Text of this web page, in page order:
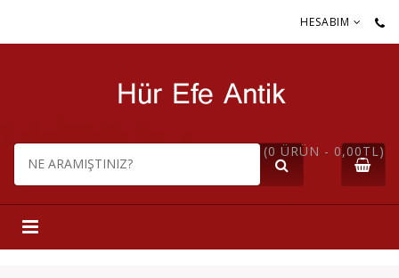
HESABIM
(0 ÜRÜN - 0,00TL)